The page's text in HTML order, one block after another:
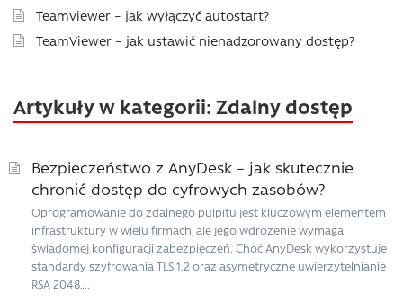
Teamviewer – jak wyłączyć autostart?
TeamViewer – jak ustawić nienadzorowany dostęp?
Artykuły w kategorii: Zdalny dostęp
Bezpieczeństwo z AnyDesk – jak skutecznie
chronić dostęp do cyfrowych zasobów?
Oprogramowanie do zdalnego pulpitu jest kluczowym elementem
infrastruktury w wielu firmach, ale jego wdrożenie wymaga
świadomej konfiguracji zabezpieczeń. Choć AnyDesk wykorzystuje
standardy szyfrowania TLS 1.2 oraz asymetryczne uwierzytelnianie
RSA 2048,...